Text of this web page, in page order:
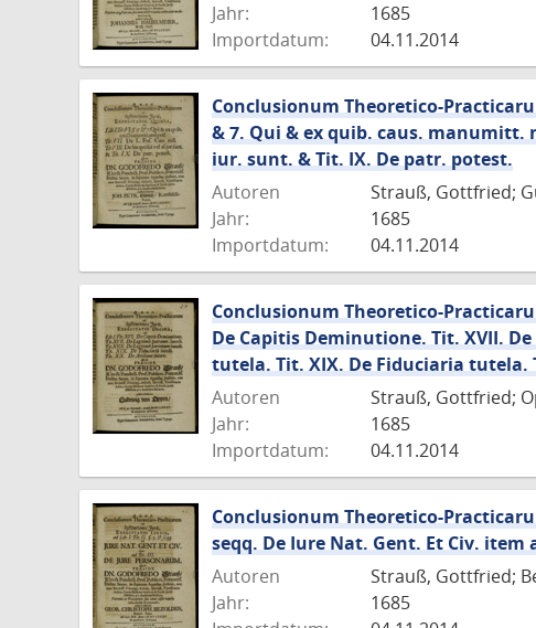
Jahr:
1685
Importdatum:
04.11.2014
Conclusionum Theoretico-
& 7. Qui & ex quib. caus. manumitt.
iur. sunt. & Tit. IX. De patr. potest.
Autoren
Strauß, Gottfried;
Jahr:
1685
Importdatum:
04.11.2014
Conclusionum Theoretico-
De Capitis Deminutione. Tit. XVII.
tutela. Tit. XIX. De Fiduciaria
Autoren
Strauß, Gottfried;
Jahr:
1685
Importdatum:
04.11.2014
Conclusionum Theoretico-
seqq. De Iure Nat. Gent. Et Civ. item
Autoren
Strauß, Gottfried;
Jahr:
1685